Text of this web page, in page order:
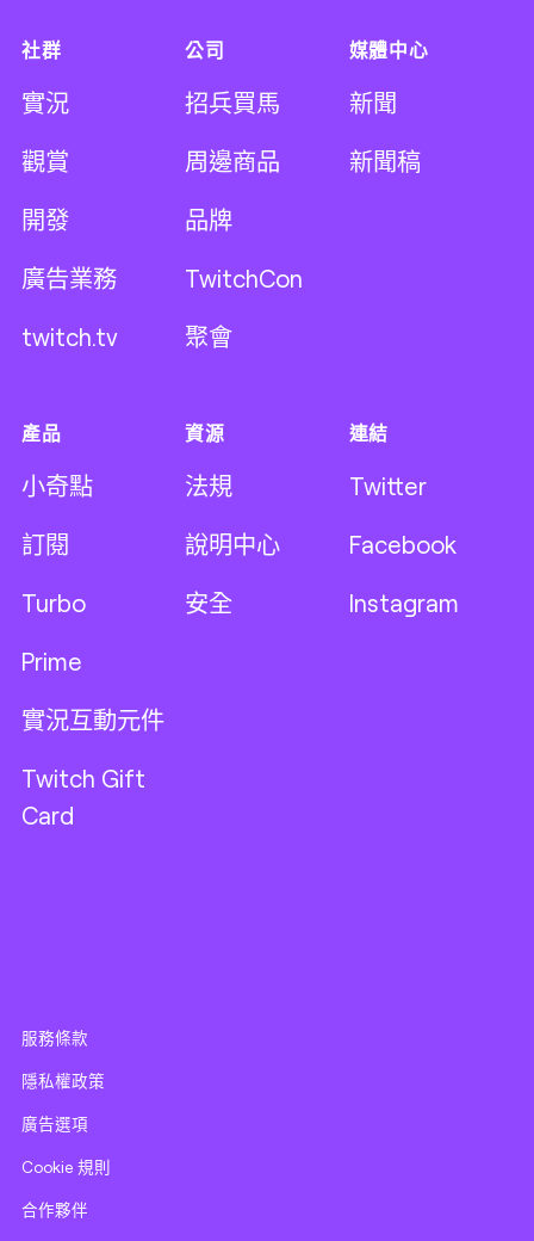
社群
實況
觀賞
開發
廣告業務
twitch.tv
公司
招兵買馬
周邊商品
品牌
TwitchCon
聚會
媒體中心
新聞
新聞稿
產品
小奇點
訂閱
Turbo
Prime
實況互動元件
Twitch Gift
Card
資源
法規
說明中心
安全
連結
Twitter
Facebook
Instagram
服務條款
隱私權政策
廣告選項
Cookie 規則
合作夥伴